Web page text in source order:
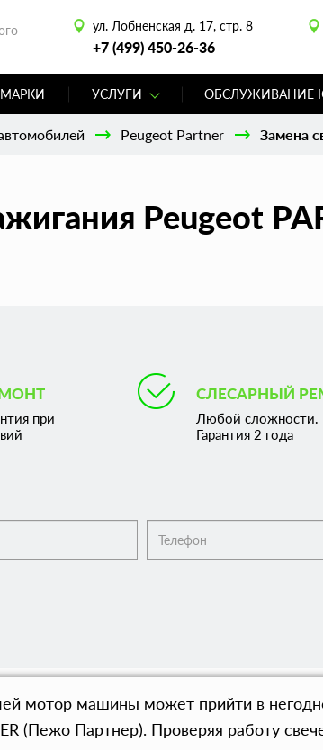
ул. Лобненская д. 17, стр. 8
+7 (499) 450-26-36
МАРКИ УСЛУГИ ОБСЛУЖИВАНИЕ
Peugeot Partner Замена
Peugeot
при
СЛЕСАРНЫЙ
Любой сложности.
Гарантия 2 года
мотор машины может прийти в
(Пежо Партнер). Проверяя работу